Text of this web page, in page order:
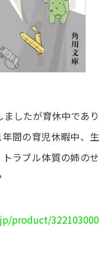
したが育休中であり
間の育児休暇中、生
ラブル体質の姉のせ
product/322103000